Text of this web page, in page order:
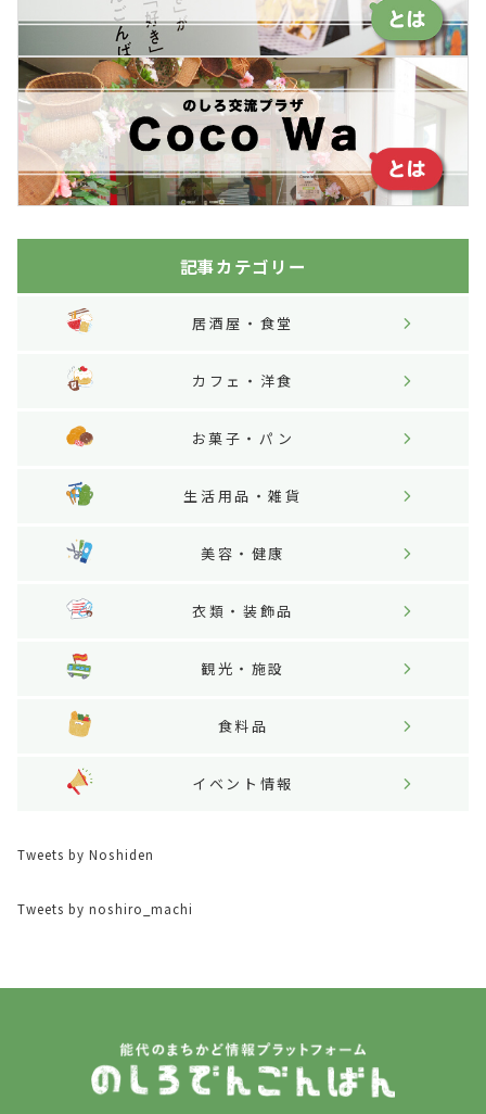
記事カテゴリー
居酒屋・食堂
カフェ・洋食
お菓子・パン
生活用品・雑貨
美容・健康
衣類・装飾品
観光・施設
食料品
イベント情報
Tweets by Noshiden
Tweets by noshiro_machi